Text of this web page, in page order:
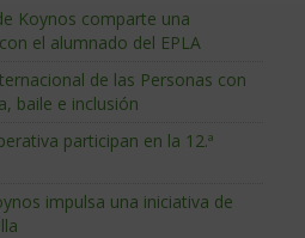
Koynos comparte una
el alumnado del EPLA
de las Personas con
baile e inclusión
participan en la 12.ª
impulsa una iniciativa de